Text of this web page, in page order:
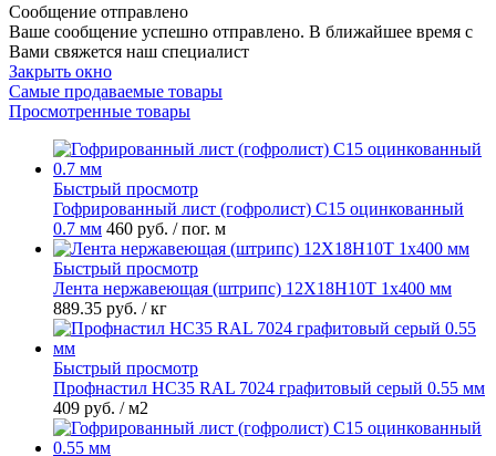
Сообщение отправлено
Ваше сообщение успешно отправлено. В ближайшее время с
Вами свяжется наш специалист
Закрыть окно
Самые продаваемые товары
Просмотренные товары
Быстрый просмотр
Гофрированный лист (гофролист) С15 оцинкованный
0.7 мм 460 руб. / пог. м
Быстрый просмотр
Лента нержавеющая (штрипс) 12Х18Н10Т 1х400 мм
889.35 руб. / кг
Быстрый просмотр
Профнастил НС35 RAL 7024 графитовый серый 0.55 мм
409 руб. / м2